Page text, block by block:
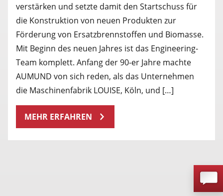
verstärken und setzte damit den Startschuss für
die Konstruktion von neuen Produkten zur
Förderung von Ersatzbrennstoffen und Biomasse.
Mit Beginn des neuen Jahres ist das Engineering-
Team komplett. Anfang der 90-er Jahre machte
AUMUND von sich reden, als das Unternehmen
die Maschinenfabrik LOUISE, Köln, und […]
MEHR ERFAHREN